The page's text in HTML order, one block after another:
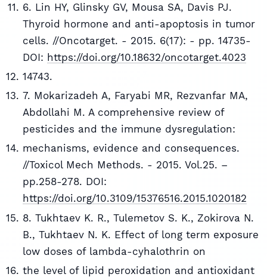
6. Lin HY, Glinsky GV, Mousa SA, Davis PJ.
Thyroid hormone and anti-apoptosis in tumor
cells. //Oncotarget. - 2015. 6(17): - pp. 14735-
DOI: https://doi.org/10.18632/oncotarget.4023
14743.
7. Mokarizadeh A, Faryabi MR, Rezvanfar MA,
Abdollahi M. A comprehensive review of
pesticides and the immune dysregulation:
mechanisms, evidence and consequences.
//Toxicol Mech Methods. - 2015. Vol.25. –
pp.258-278. DOI:
https://doi.org/10.3109/15376516.2015.1020182
8. Tukhtaev K. R., Tulemetov S. K., Zokirova N.
B., Tukhtaev N. K. Effect of long term exposure
low doses of lambda-cyhalothrin on
the level of lipid peroxidation and antioxidant